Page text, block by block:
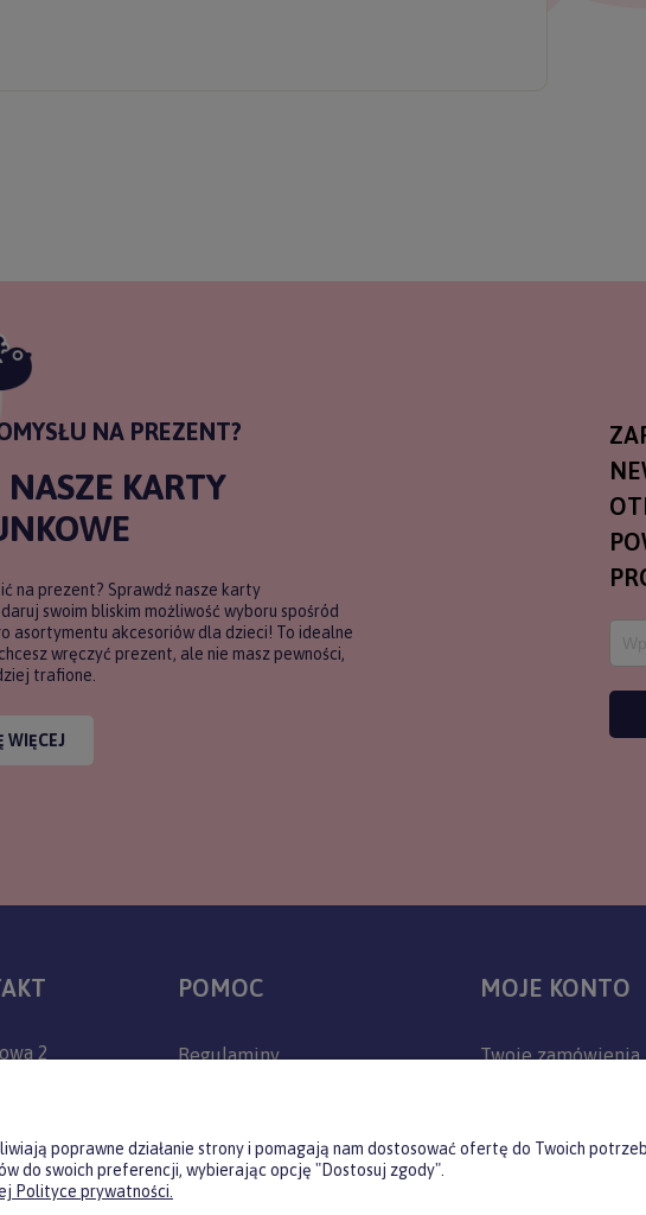
NA PREZENT?
KARTY
na prezent? Sprawdź nasze karty
swoim bliskim możliwość wyboru spośród
asortymentu akcesoriów dla dzieci! To idealne
wręczyć prezent, ale nie masz pewności,
trafione.
WIĘCEJ
2
509 779 757
POMOC
Regulaminy
Polityka prywatności
Jak kupować?
MOJE KONTO
Twoje zamówienia
Przechowalnia
poprawne działanie strony i pomagają nam dostosować ofertę do Twoich
do swoich preferencji, wybierając opcję "Dostosuj zgody".
Polityce prywatności.